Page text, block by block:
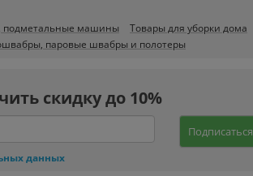
подметальные машины Товары для уборки дома
паровые швабры и полотеры
скидку до 10%
Подписаться
данных